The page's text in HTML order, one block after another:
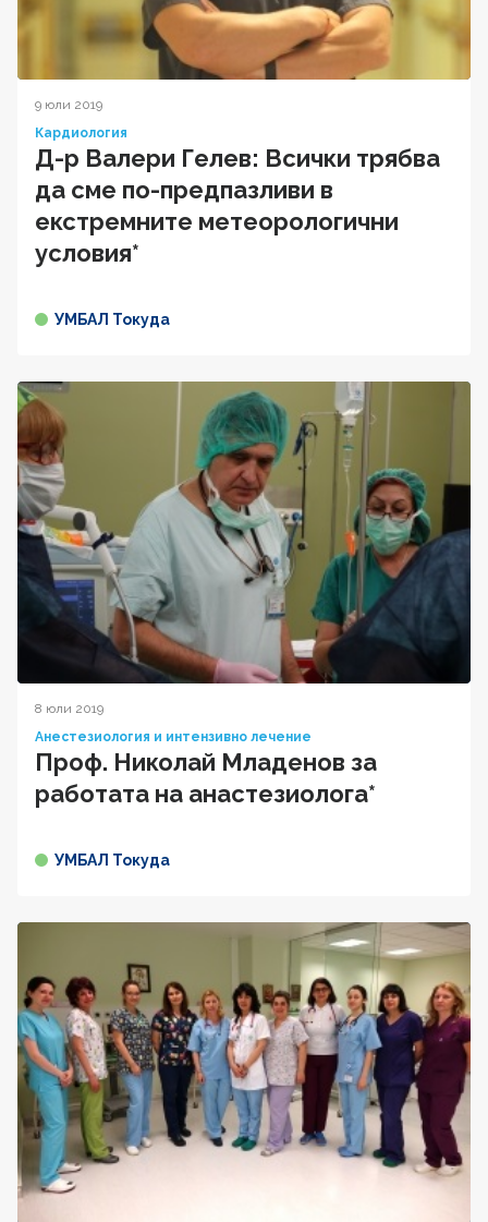
9 юли 2019
Кардиология
Д-р Валери Гелев: Всички трябва
да сме по-предпазливи в
екстремните метеорологични
условия*
УМБАЛ Токуда
8 юли 2019
Анестезиология и интензивно лечение
Проф. Николай Младенов за
работата на анастезиолога*
УМБАЛ Токуда